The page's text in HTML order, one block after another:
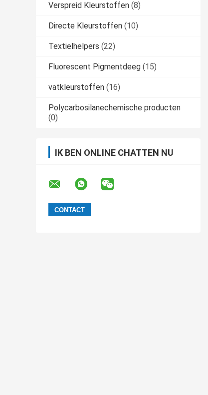
Verspreid Kleurstoffen (8)
Directe Kleurstoffen (10)
Textielhelpers (22)
Fluorescent Pigmentdeeg (15)
vatkleurstoffen (16)
Polycarbosilanechemische producten
(0)
IK BEN ONLINE CHATTEN NU